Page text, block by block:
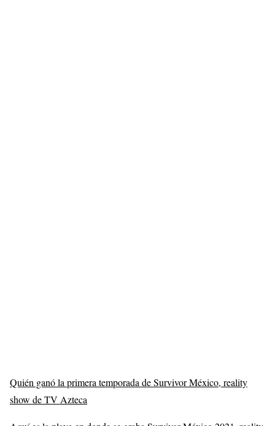
Quién ganó la primera temporada de Survivor México, reality
show de TV Azteca